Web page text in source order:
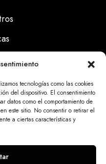
tecnologías como las cookies
del dispositivo. El consentimiento
datos como el comportamiento de
este sitio. No consentir o retirar el
a ciertas características y